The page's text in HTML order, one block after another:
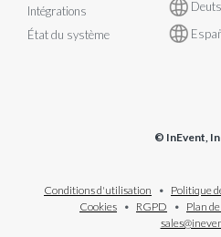
Intégrations
État du système
© InEvent,
Conditions d'utilisation • Politique
Cookies • RGPD • Plan